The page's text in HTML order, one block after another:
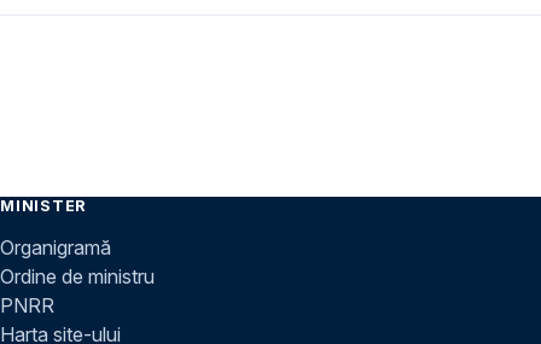
MINISTER
Organigramă
Ordine de ministru
PNRR
Harta site-ului